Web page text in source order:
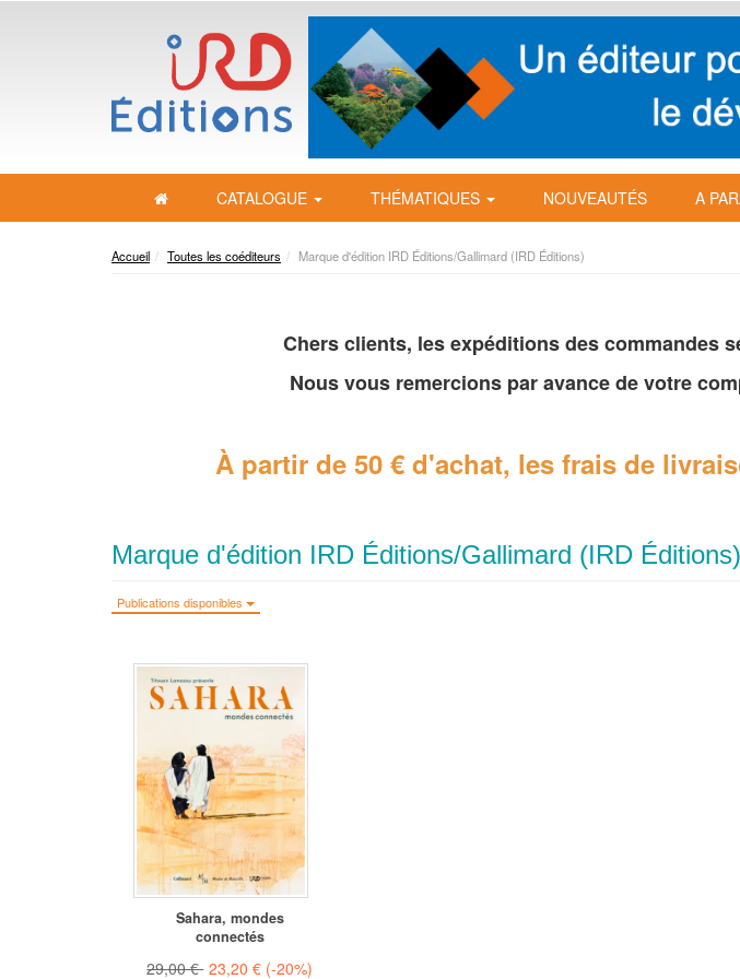
CATALOGUE
THÉMATIQUES NOUVEAUTÉS A
Accueil Toutes les coéditeurs Marque d'édition IRD Éditions/Gallimard (IRD Éditions)
Chers clients, les expéditions des commandes
Nous vous remercions par avance de votre
À partir de 50 € d'achat, les frais de
Marque d'édition IRD Éditions/Gallimard (IRD Éditions)
Publications disponibles
Sahara, mondes
connectés
29,00 € 23,20 € (-20%)